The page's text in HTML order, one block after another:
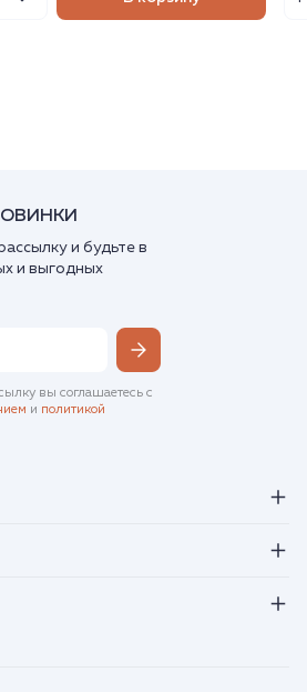
и будьте в
и выгодных
вы соглашаетесь с
и политикой